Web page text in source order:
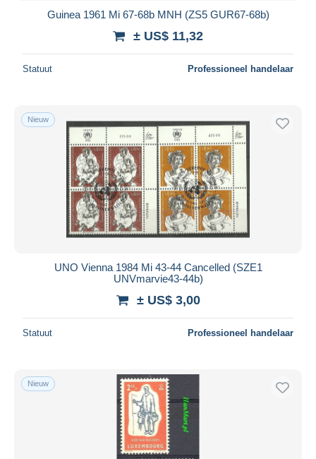
Guinea 1961 Mi 67-68b MNH (ZS5 GUR67-68b)
± US$ 11,32
Statuut Professioneel handelaar
Nieuw
UNO Vienna 1984 Mi 43-44 Cancelled (SZE1
UNVmarvie43-44b)
± US$ 3,00
Statuut Professioneel handelaar
Nieuw